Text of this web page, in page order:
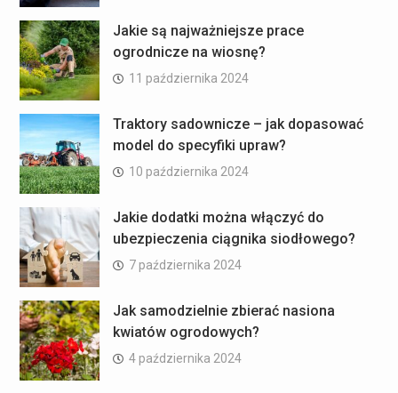
Jakie są najważniejsze prace
ogrodnicze na wiosnę?
11 października 2024
Traktory sadownicze – jak dopasować
model do specyfiki upraw?
10 października 2024
Jakie dodatki można włączyć do
ubezpieczenia ciągnika siodłowego?
7 października 2024
Jak samodzielnie zbierać nasiona
kwiatów ogrodowych?
4 października 2024